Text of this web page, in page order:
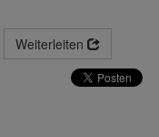
Weiterleiten